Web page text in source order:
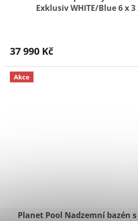
Exklusiv WHITE/Blue 6 x 3
37 990 Kč
Akce
Planet Pool Nadzemní bazén